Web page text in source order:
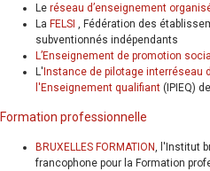
Le réseau d’enseignement
La FELSI , Fédération des
subventionnés indépendants
L’Enseignement de promotion
L'Instance de pilotage interréseau
l'Enseignement qualifiant (IPIEQ)
Formation professionnelle
BRUXELLES FORMATION , l'Institut
francophone pour la Formation